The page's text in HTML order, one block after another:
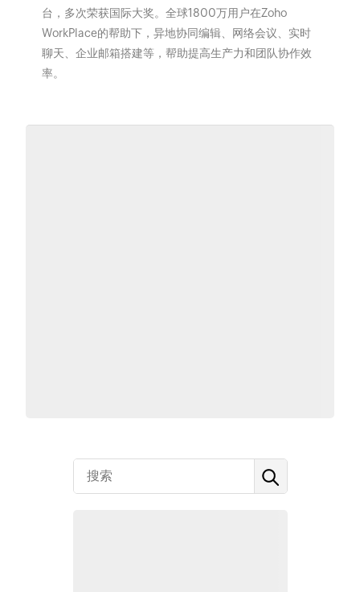
台，多次荣获国际大奖。全球1800万用户在Zoho
WorkPlace的帮助下，异地协同编辑、网络会议、实时
聊天、企业邮箱搭建等，帮助提高生产力和团队协作效
率。